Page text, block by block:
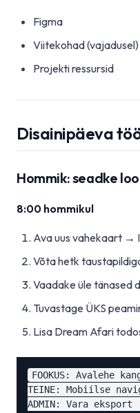
Figma
Viitekohad (vajadusel)
Projekti ressursid
Disainipäeva
Hommik: seadke
8:00 hommikul
Ava uus vahekaart →
Võta hetk
Vaadake üle tänased
Tuvastage ÜKS
Lisa Dream Afari
FOOKUS: Avalehe
TEINE: Mobiilse